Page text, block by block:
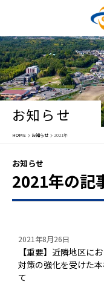
お知らせ
HOME お知らせ 2021年
お知らせ
2021年の記
2021年8月26日
【重要】近隣地区に
対策の強化を受けた
て